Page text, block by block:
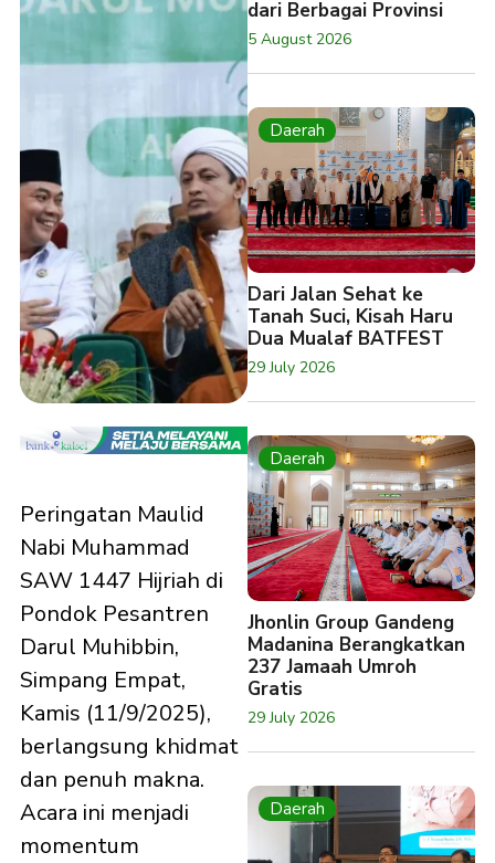
Peringatan Maulid
Nabi Muhammad
SAW 1447 Hijriah di
Pondok Pesantren
Darul Muhibbin,
Simpang Empat,
Kamis (11/9/2025),
berlangsung khidmat
dan penuh makna.
Acara ini menjadi
momentum
dari Berbagai Provinsi
5 August 2026
Daerah
Dari Jalan Sehat ke
Tanah Suci, Kisah Haru
Dua Mualaf BATFEST
29 July 2026
Daerah
Jhonlin Group Gandeng
Madanina Berangkatkan
237 Jamaah Umroh
Gratis
29 July 2026
Daerah